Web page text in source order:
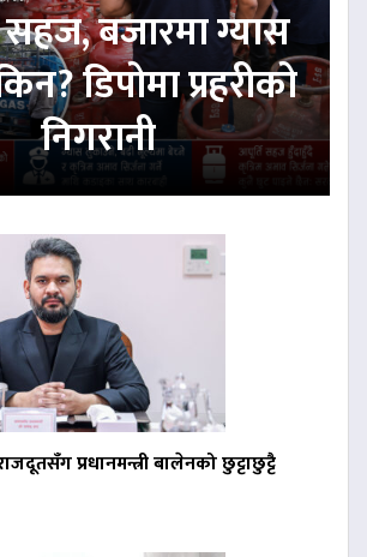
बजारमा ग्यास
डिपोमा प्रहरीको
निगरानी
प्रधानमन्त्री बालेनको छुट्टाछुट्टै